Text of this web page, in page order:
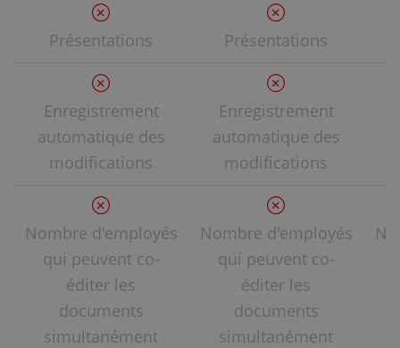
Présentations Présentations
Enregistrement
automatique des
modifications
Enregistrement
automatique des
modifications
Nombre d'employés
qui peuvent co-
éditer les
documents
simultanément
Nombre d'employés
qui peuvent co-
éditer les
documents
simultanément